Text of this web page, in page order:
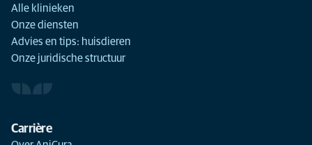
Alle klinieken
Onze diensten
Advies en tips: huisdieren
Onze juridische structuur
Carrière